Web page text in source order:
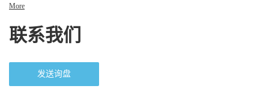
More
联系我们
发送询盘